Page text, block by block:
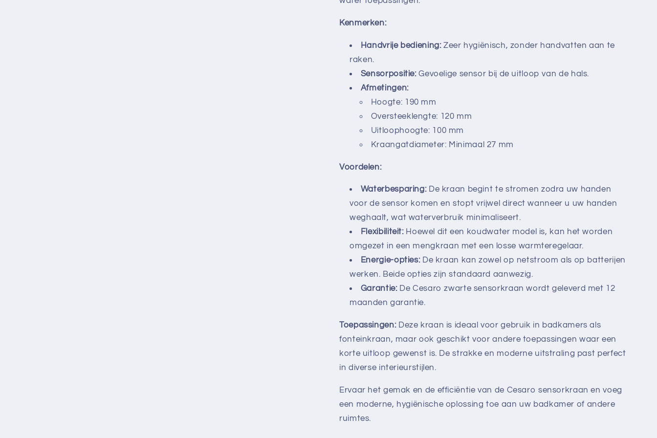
Kenmerken:
Handvrije bediening:Zeer hygiënisch, zonder handvatten aan te
raken.
Sensorpositie:Gevoelige sensor bij de uitloop van de hals.
Afmetingen:
Hoogte: 190 mm
Oversteeklengte: 120 mm
Uitloophoogte: 100 mm
Kraangatdiameter: Minimaal 27 mm
Voordelen:
Waterbesparing:De kraan begint te stromen zodra uw handen
voor de sensor komen en stopt vrijwel direct wanneer u uw handen
weghaalt, wat waterverbruik minimaliseert.
Flexibiliteit:Hoewel dit een koudwater model is, kan het worden
omgezet in een mengkraan met een losse warmteregelaar.
Energie-opties:De kraan kan zowel op netstroom als op batterijen
werken. Beide opties zijn standaard aanwezig.
Garantie:De Cesaro zwarte sensorkraan wordt geleverd met 12
maanden garantie.
Toepassingen:Deze kraan is ideaal voor gebruik in badkamers als
fonteinkraan, maar ook geschikt voor andere toepassingen waar een
korte uitloop gewenst is. De strakke en moderne uitstraling past perfect
in diverse interieurstijlen.
Ervaar het gemak en de efficiëntie van de Cesaro sensorkraan en voeg
een moderne, hygiënische oplossing toe aan uw badkamer of andere
ruimtes.